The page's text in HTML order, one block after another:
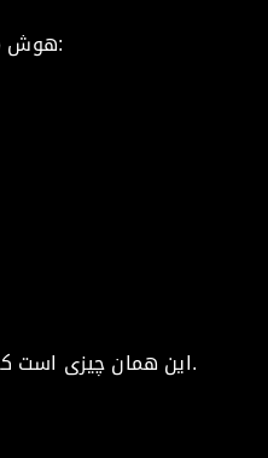
هوش مصنوعی چندان ترجمه نمی‌کند، بلکه بازنویسی یا هم‌راستا‌سازی می‌کند:
این همان چیزی است که ترجمهٔ هوش مصنوعی را از بومی‌سازی هوش مصنوعی متمایز می‌کند.